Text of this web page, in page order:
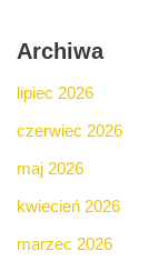
Archiwa
lipiec 2026
czerwiec 2026
maj 2026
kwiecień 2026
marzec 2026